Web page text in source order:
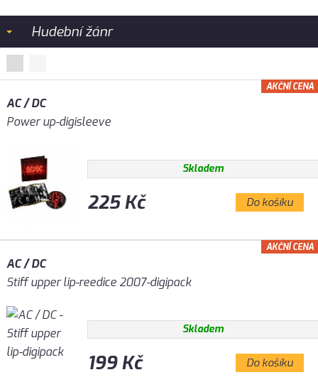
Hudební žánr
AC / DC
Power up-digisleeve
Skladem
225 Kč Do košíku
AKČNÍ CENA
AC / DC
Stiff upper lip-reedice 2007-digipack
Skladem
199 Kč Do košíku
AKČNÍ CENA